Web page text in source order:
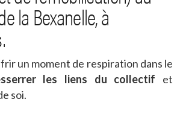
la Bexanelle, à
un moment de respiration dans le
les liens du collectif et
soi.